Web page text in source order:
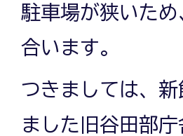
駐車場が狭いた
合います。
つきましては、
ました旧谷田部